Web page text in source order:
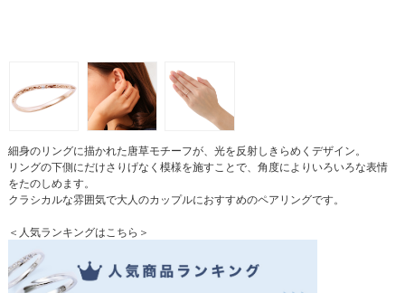
細身のリングに描かれた唐草モチーフが、光を反射しきらめくデザイン。
リングの下側にだけさりげなく模様を施すことで、角度によりいろいろな表情
をたのしめます。
クラシカルな雰囲気で大人のカップルにおすすめのペアリングです。
＜人気ランキングはこちら＞